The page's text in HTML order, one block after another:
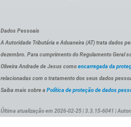
Dados Pessoais
A Autoridade Tributária e Aduaneira (AT) trata dados
dezembro. Para cumprimento do Regulamento Geral
Oliveira Andrade de Jesus como encarregada da
relacionadas com o tratamento dos seus dados
Saiba mais sobre a Política de proteção de dados
Última atualização em 2026-02-25 | 3.3.15-6041 |